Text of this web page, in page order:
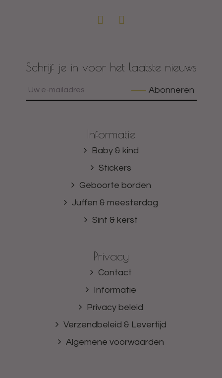
Schrijf je in voor het laatste nieuws
Abonneren
Informatie
Baby & kind
Stickers
Geboorte borden
Juffen & meesterdag
Sint & kerst
Privacy
Contact
Informatie
Privacy beleid
Verzendbeleid & Levertijd
Algemene voorwaarden